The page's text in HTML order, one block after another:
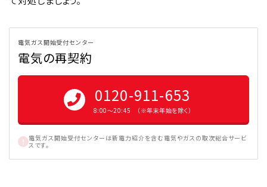
電気ガス開始受付センター
電気の再契約
0120-911-653
8:00〜20:45 （※年末年始を除く）
電気ガス開始受付センターは新電力紹介を含む電気やガスの取次総合サービ
スです。